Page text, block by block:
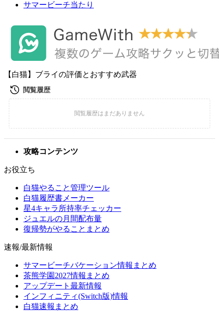
サマービーチ当たり
【白猫】ブライの評価とおすすめ武器
攻略コンテンツ
お役立ち
白猫やること管理ツール
白猫履歴書メーカー
星4キャラ所持率チェッカー
ジュエルの月間配布量
復帰勢がやることまとめ
速報/最新情報
サマービーチバケーション情報まとめ
茶熊学園2027情報まとめ
アップデート最新情報
インフィニティ(Switch版)情報
白猫速報まとめ